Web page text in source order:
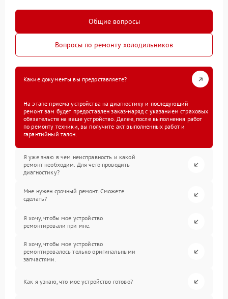
Общие вопросы
Вопросы по ремонту холодильников
Какие документы вы предоставляете?
На этапе приема устройства на диагностику и последующий
ремонт вам будет предоставлен заказ-наряд с указанием страховых
обязательств на ваше устройство. Далее, после выполнения работ
по ремонту техники, вы получите акт выполненных работ и
гарантийный талон.
Я уже знаю в чем неисправность и какой
ремонт необходим. Для чего проводить
диагностику?
Мне нужен срочный ремонт. Сможете
сделать?
Я хочу, чтобы мое устройство
ремонтировали при мне.
Я хочу, чтобы мое устройство
ремонтировалось только оригинальными
запчастями.
Как я узнаю, что мое устройство готово?